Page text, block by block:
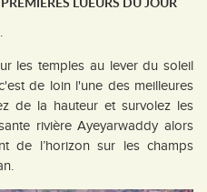
les temples au lever du soleil
de loin l'une des meilleures
de la hauteur et survolez les
rivière Ayeyarwaddy alors
de l’horizon sur les champs